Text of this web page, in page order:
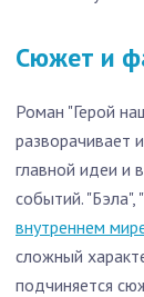
Сюжет и
Роман "Герой
разворачивает
главной идеи и
событий.
внутреннем
сложный
подчиняется